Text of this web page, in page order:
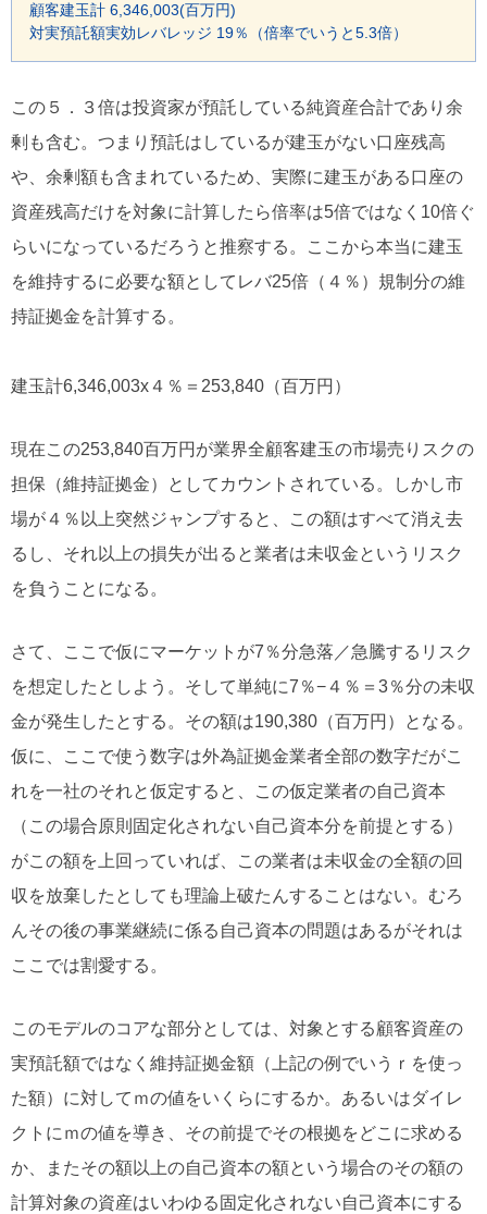
顧客建玉計 6,346,003(百万円)
対実預託額実効レバレッジ 19％（倍率でいうと5.3倍）
この５．３倍は投資家が預託している純資産合計であり余
剰も含む。つまり預託はしているが建玉がない口座残高
や、余剰額も含まれているため、実際に建玉がある口座の
資産残高だけを対象に計算したら倍率は5倍ではなく10倍ぐ
らいになっているだろうと推察する。ここから本当に建玉
を維持するに必要な額としてレバ25倍（４％）規制分の維
持証拠金を計算する。
建玉計6,346,003x４％＝253,840（百万円）
現在この253,840百万円が業界全顧客建玉の市場売りスクの
担保（維持証拠金）としてカウントされている。しかし市
場が４％以上突然ジャンプすると、この額はすべて消え去
るし、それ以上の損失が出ると業者は未収金というリスク
を負うことになる。
さて、ここで仮にマーケットが7％分急落／急騰するリスク
を想定したとしよう。そして単純に7％−４％＝3％分の未収
金が発生したとする。その額は190,380（百万円）となる。
仮に、ここで使う数字は外為証拠金業者全部の数字だがこ
れを一社のそれと仮定すると、この仮定業者の自己資本
（この場合原則固定化されない自己資本分を前提とする）
がこの額を上回っていれば、この業者は未収金の全額の回
収を放棄したとしても理論上破たんすることはない。むろ
んその後の事業継続に係る自己資本の問題はあるがそれは
ここでは割愛する。
このモデルのコアな部分としては、対象とする顧客資産の
実預託額ではなく維持証拠金額（上記の例でいうｒを使っ
た額）に対してｍの値をいくらにするか。あるいはダイレ
クトにｍの値を導き、その前提でその根拠をどこに求める
か、またその額以上の自己資本の額という場合のその額の
計算対象の資産はいわゆる固定化されない自己資本にする